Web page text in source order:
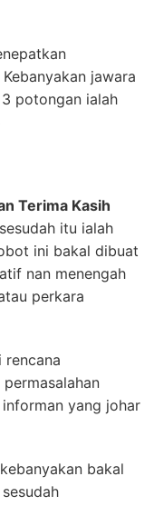
jawara
potongan ialah
Terima Kasih
sesudah itu ialah
ini bakal dibuat
nan menengah
perkara
rencana
yang johar
bakal